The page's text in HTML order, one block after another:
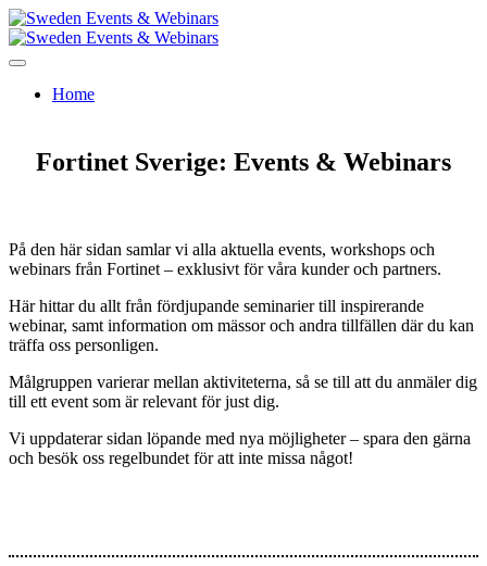
Home
Fortinet Sverige: Events & Webinars
På den här sidan samlar vi alla aktuella events, workshops och
webinars från Fortinet – exklusivt för våra kunder och partners.
Här hittar du allt från fördjupande seminarier till inspirerande
webinar, samt information om mässor och andra tillfällen där du kan
träffa oss personligen.
Målgruppen varierar mellan aktiviteterna, så se till att du anmäler dig
till ett event som är relevant för just dig.
Vi uppdaterar sidan löpande med nya möjligheter – spara den gärna
och besök oss regelbundet för att inte missa något!